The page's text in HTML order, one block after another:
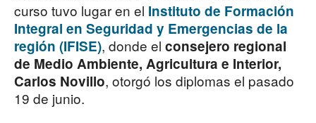
curso tuvo lugar en el Instituto de Formación
Integral en Seguridad y Emergencias de la
región (IFISE), donde el consejero regional
de Medio Ambiente, Agricultura e Interior,
Carlos Novillo, otorgó los diplomas el pasado
19 de junio.